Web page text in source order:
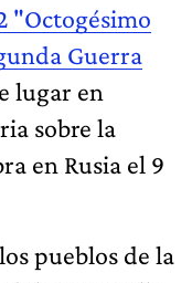
"Octogésimo
Guerra
lugar en
sobre la
en Rusia el 9
pueblos de la